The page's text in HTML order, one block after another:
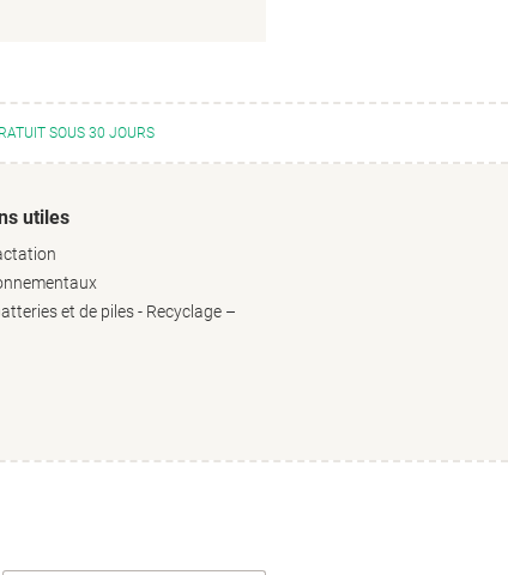
SOUS 30 JOURS
utiles
et de piles - Recyclage –